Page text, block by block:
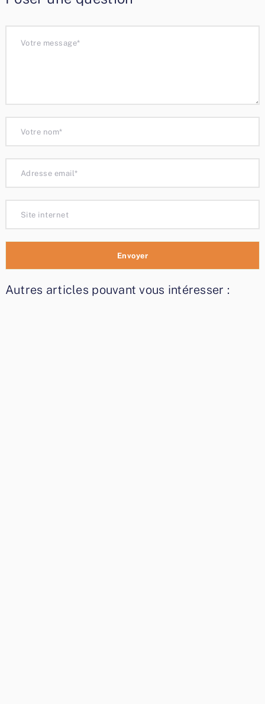
Autres articles pouvant vous intéresser :